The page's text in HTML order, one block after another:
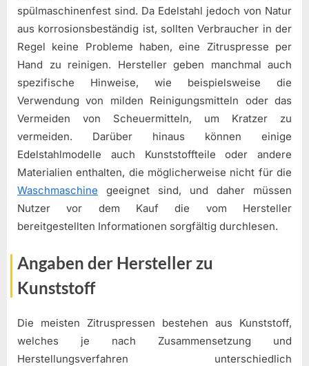
spülmaschinenfest sind. Da Edelstahl jedoch von Natur
aus korrosionsbeständig ist, sollten Verbraucher in der
Regel keine Probleme haben, eine Zitruspresse per
Hand zu reinigen. Hersteller geben manchmal auch
spezifische Hinweise, wie beispielsweise die
Verwendung von milden Reinigungsmitteln oder das
Vermeiden von Scheuermitteln, um Kratzer zu
vermeiden. Darüber hinaus können einige
Edelstahlmodelle auch Kunststoffteile oder andere
Materialien enthalten, die möglicherweise nicht für die
Waschmaschine geeignet sind, und daher müssen
Nutzer vor dem Kauf die vom Hersteller
bereitgestellten Informationen sorgfältig durchlesen.
Angaben der Hersteller zu
Kunststoff
Die meisten Zitruspressen bestehen aus Kunststoff,
welches je nach Zusammensetzung und
Herstellungsverfahren unterschiedlich